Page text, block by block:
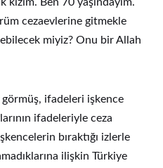
cezaevlerine gitmekle
miyiz? Onu bir Allah
görmüş, ifadeleri işkence
ifadeleriyle ceza
bıraktığı izlerle
ilişkin Türkiye